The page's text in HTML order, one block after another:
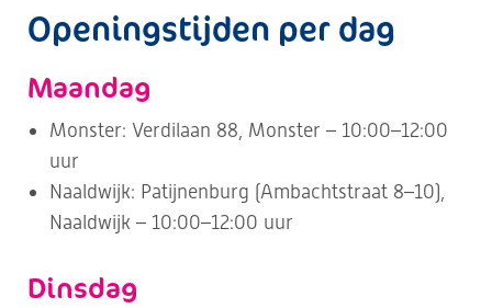
Openingstijden per dag
Maandag
Monster: Verdilaan 88, Monster – 10:00–12:00
uur
Naaldwijk: Patijnenburg (Ambachtstraat 8–10),
Naaldwijk – 10:00–12:00 uur
Dinsdag